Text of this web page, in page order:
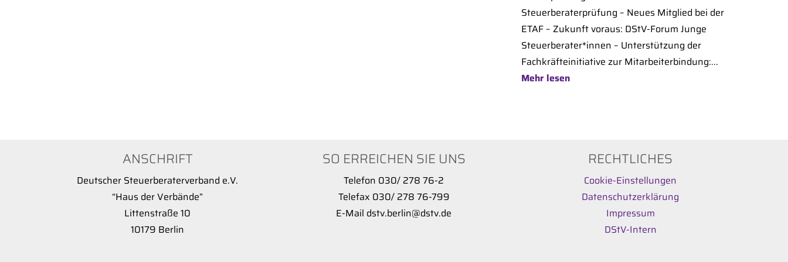
Steuerberaterprüfung – Neues Mitglied bei der
ETAF – Zukunft voraus: DStV-Forum Junge
Steuerberater*innen – Unterstützung der
Fachkräfteinitiative zur Mitarbeiterbindung:...
Mehr lesen
ANSCHRIFT
Deutscher Steuerberaterverband e.V.
“Haus der Verbände”
Littenstraße 10
10179 Berlin
SO ERREICHEN SIE UNS
Telefon 030/ 278 76-2
Telefax 030/ 278 76-799
E-Mail dstv.berlin@dstv.de
RECHTLICHES
Cookie-Einstellungen
Datenschutzerklärung
Impressum
DStV-Intern